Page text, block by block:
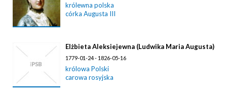
królewna polska
córka Augusta III
Elżbieta Aleksiejewna (Ludwika Maria Augusta)
1779-01-24 - 1826-05-16
królowa Polski
carowa rosyjska